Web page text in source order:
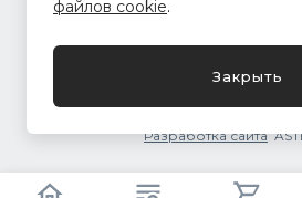
Разработка сайта
файлов cookie.
Закрыть